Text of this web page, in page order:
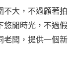
不大，不過顧著拍
悠閒時光，不過假
老闆，提供一個新